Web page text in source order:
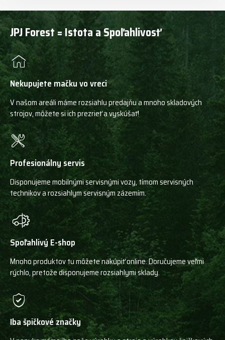
JPJ Forest = Istota a Spoľahlivosť
Nekupujete mačku vo vreci
V našom areáli máme rozsiahlu predajňu a mnoho skladových
strojov, môžete si ich prezrieť a vyskúšať!
Profesionálny servis
Disponujeme mobilnými servisnými vozy, tímom servisných
technikov a rozsiahlym servisným zázemím.
Spoľahlivý E-shop
Mnoho produktov tu môžete nakúpiť online. Doručujeme veľmi
rýchlo, pretože disponujeme rozsiahlymi sklady.
Iba špičkové značky